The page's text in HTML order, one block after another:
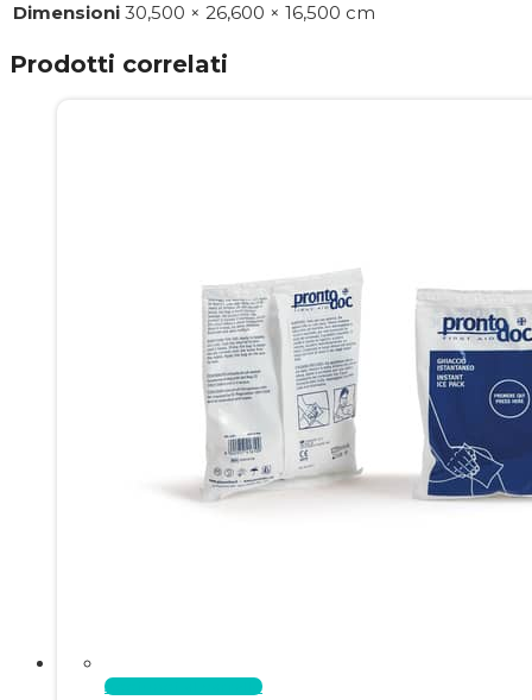
Dimensioni 30,500 × 26,600 × 16,500 cm
Prodotti correlati
Aggiungi al carrello